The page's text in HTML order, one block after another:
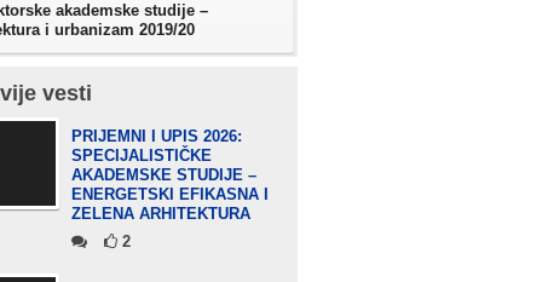
akademske studije –
i urbanizam 2019/20
vesti
PRIJEMNI I UPIS 2026:
SPECIJALISTIČKE
AKADEMSKE STUDIJE –
ENERGETSKI EFIKASNA I
ZELENA ARHITEKTURA
2